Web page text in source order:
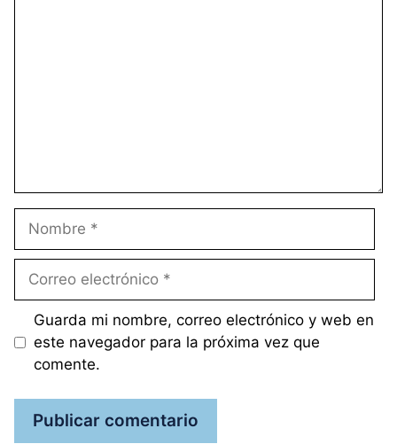
Nombre
Correo
Guarda mi nombre, correo electrónico y web en
este navegador para la próxima vez que
comente.